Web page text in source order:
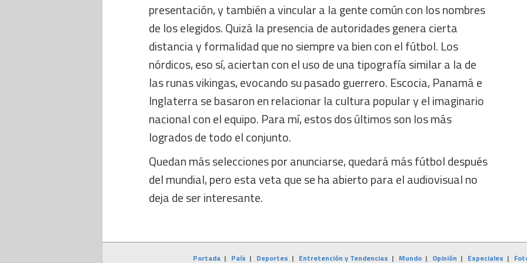
presentación, y también a vincular a la gente común con los nombres
de los elegidos. Quizá la presencia de autoridades genera cierta
distancia y formalidad que no siempre va bien con el fútbol. Los
nórdicos, eso sí, aciertan con el uso de una tipografía similar a la de
las runas vikingas, evocando su pasado guerrero. Escocia, Panamá e
Inglaterra se basaron en relacionar la cultura popular y el imaginario
nacional con el equipo. Para mí, estos dos últimos son los más
logrados de todo el conjunto.
Quedan más selecciones por anunciarse, quedará más fútbol después
del mundial, pero esta veta que se ha abierto para el audiovisual no
deja de ser interesante.
Portada| País | Deportes | Entretención y Tendencias | Mundo| Opinión | Especiales |